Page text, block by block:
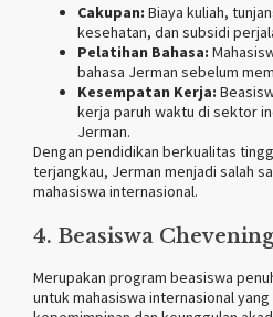
Cakupan: Biaya kuliah,
kesehatan, dan subsidi
Pelatihan Bahasa:
bahasa Jerman sebelum
Kesempatan Kerja:
kerja paruh waktu di sektor
Jerman.
Dengan pendidikan berkualitas
terjangkau, Jerman menjadi salah
mahasiswa internasional.
4. Beasiswa
Merupakan program beasiswa
untuk mahasiswa internasional